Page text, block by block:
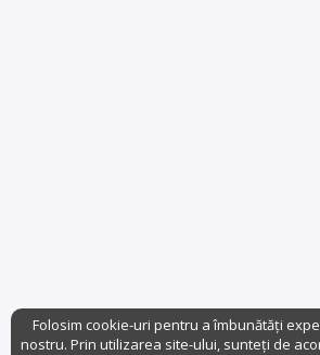
Folosim cookie-uri pentru a îmbunătăți
nostru. Prin utilizarea site-ului, sunteți de